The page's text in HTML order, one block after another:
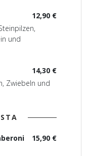
12,90 €
und
14,30 €
Zwiebeln und
15,90 €